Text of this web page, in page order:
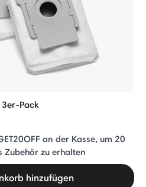
3er-Pack
an der Kasse, um 20
Zubehör zu erhalten
hinzufügen